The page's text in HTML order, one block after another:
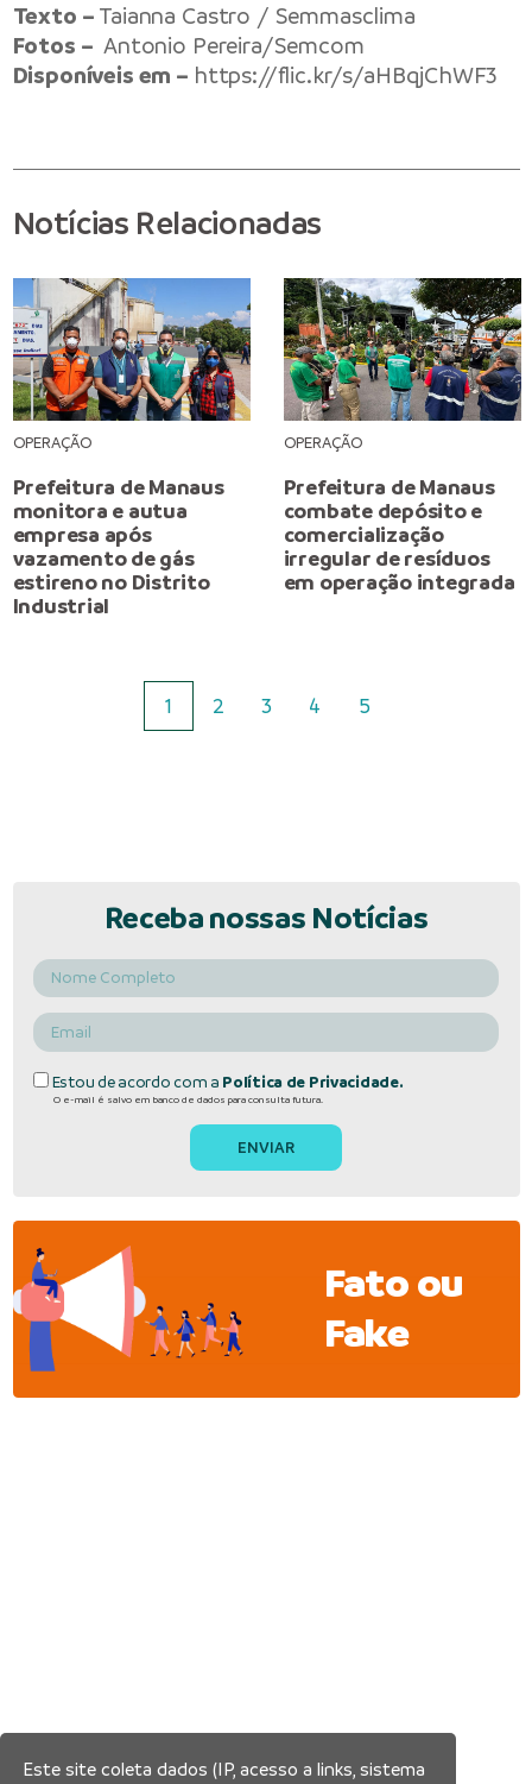
Texto – Taianna Castro / Semmasclima
Fotos – Antonio Pereira/Semcom
Disponíveis em – https://flic.kr/s/aHBqjChWF3
Notícias Relacionadas
OPERAÇÃO
Prefeitura de Manaus
monitora e autua
empresa após
vazamento de gás
estireno no Distrito
Industrial
OPERAÇÃO
Prefeitura de Manaus
combate depósito e
comercialização
irregular de resíduos
em operação integrada
1 2 3 4 5
Receba nossas Notícias
Estou de acordo com a Política de Privacidade.
O e-mail é salvo em banco de dados para consulta futura.
Fato ou
Fake
Este site coleta dados (IP, acesso a links, sistema